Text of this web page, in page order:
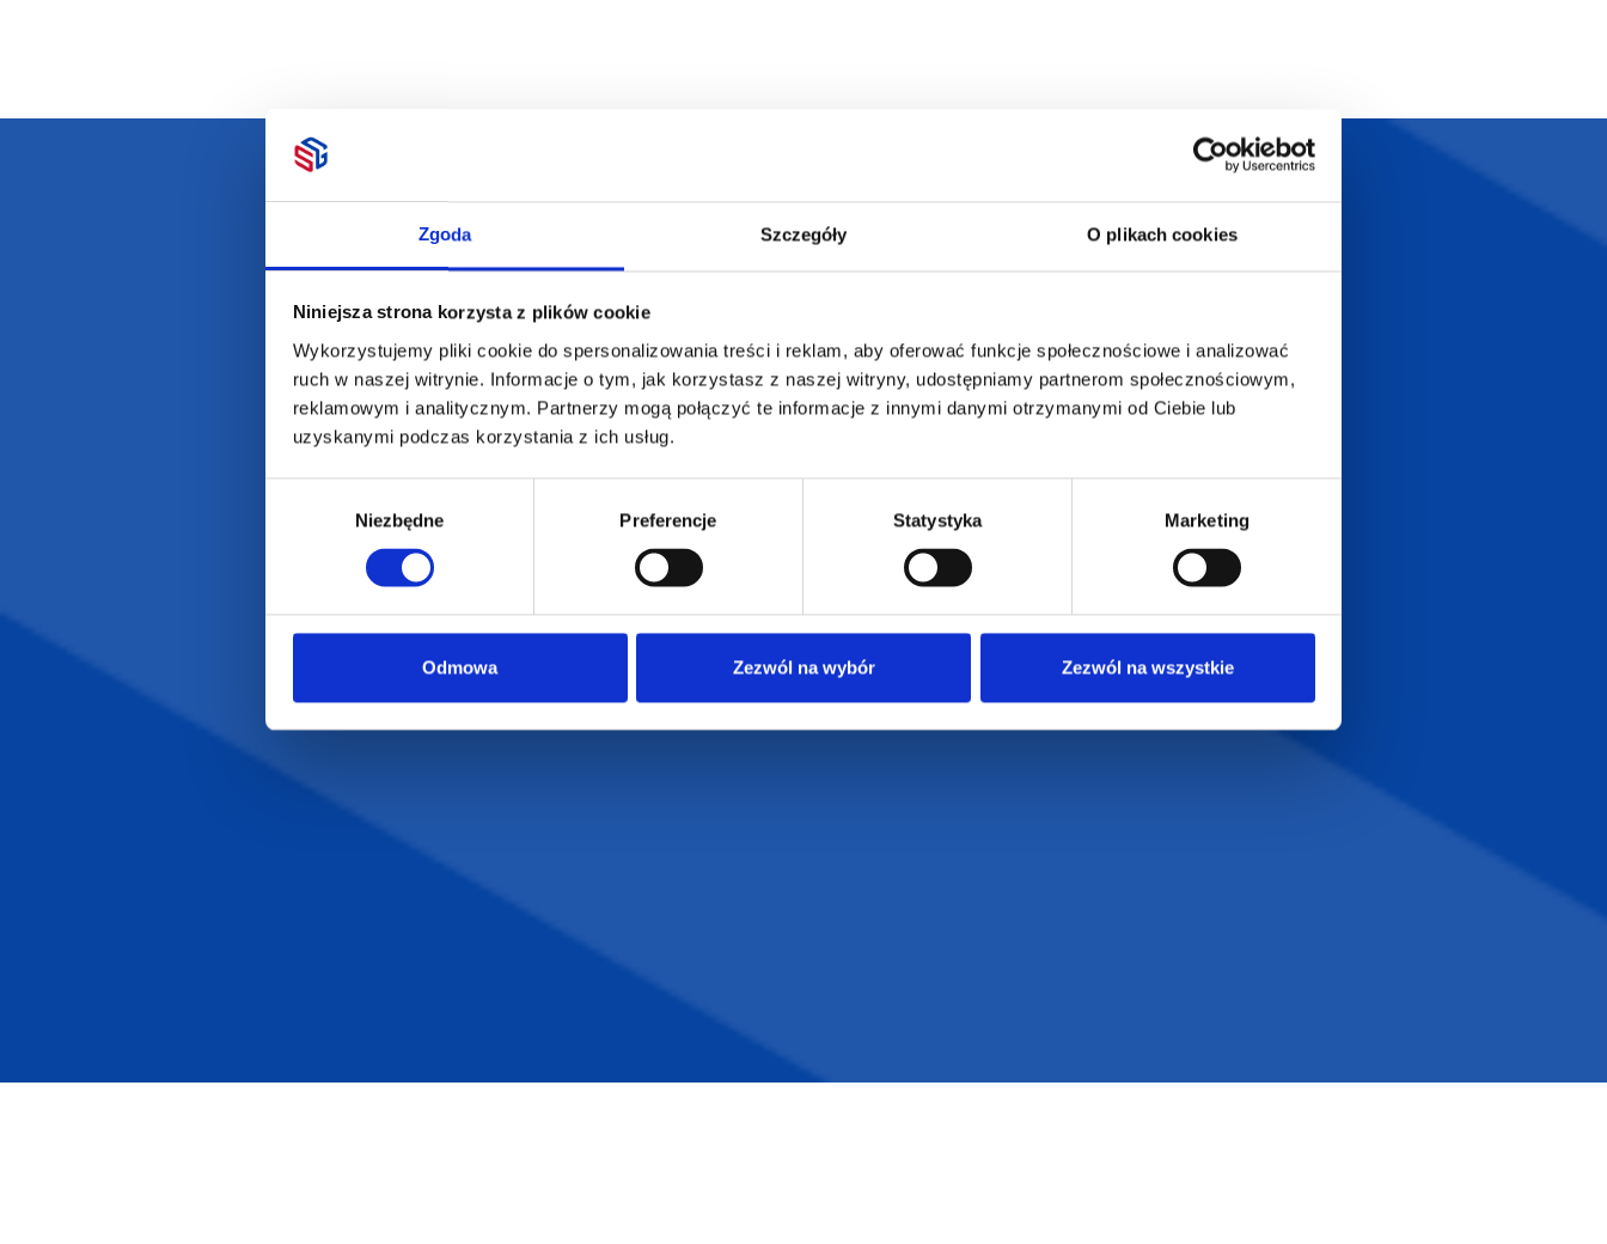
Zgoda Szczegóły O plikach cookies
Niniejsza strona korzysta z plików cookie
Wykorzystujemy pliki cookie do spersonalizowania treści i reklam, aby oferować funkcje społecznościowe i analizować
ruch w naszej witrynie. Informacje o tym, jak korzystasz z naszej witryny, udostępniamy partnerom społecznościowym,
reklamowym i analitycznym. Partnerzy mogą połączyć te informacje z innymi danymi otrzymanymi od Ciebie lub
uzyskanymi podczas korzystania z ich usług.
Niezbędne Preferencje Statystyka Marketing
Odmowa Zezwól na wybór Zezwól na wszystkie
Darmowa dostawa Darmowa wizualizacja Profesjonalne doradztwo
Szeroka oferta
produktów
Kubki reklamowe
INFORMACJE
O Nas
Katalogi online
Projekty graficzne
Blog
ZAMÓWIENIA
Jak zamawiać?
Czas realizacji
Dostawa i płatności
Reklamacje
Regulamin strony
Polityka prywatności
SUPERGADŻET.com
JAKUB LIEBELT
NIP: 6652893990
KONTAKT
Zapraszamy do kontaktu
od poniedziałku do piątku
w godzinach 8:00 - 16:00